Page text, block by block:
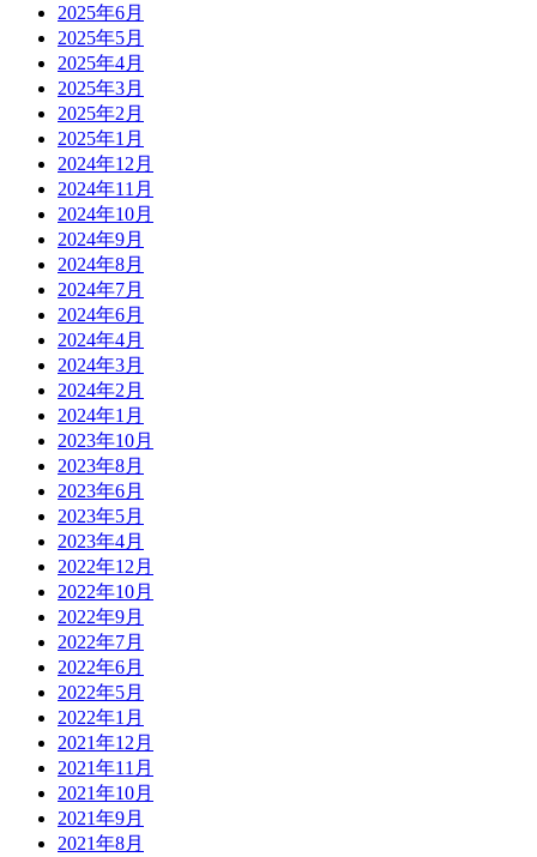
2025年6月
2025年5月
2025年4月
2025年3月
2025年2月
2025年1月
2024年12月
2024年11月
2024年10月
2024年9月
2024年8月
2024年7月
2024年6月
2024年4月
2024年3月
2024年2月
2024年1月
2023年10月
2023年8月
2023年6月
2023年5月
2023年4月
2022年12月
2022年10月
2022年9月
2022年7月
2022年6月
2022年5月
2022年1月
2021年12月
2021年11月
2021年10月
2021年9月
2021年8月